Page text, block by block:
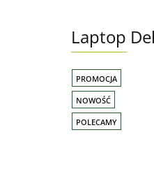
Laptop
PROMOCJA
NOWOŚĆ
POLECAMY